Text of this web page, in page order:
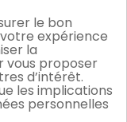

le bon
expérience
la
vous proposer
d’intérêt.
les implications
personnelles